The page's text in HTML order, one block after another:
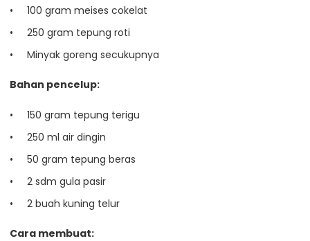
100 gram meises cokelat
250 gram tepung roti
Minyak goreng secukupnya
Bahan pencelup:
150 gram tepung terigu
250 ml air dingin
50 gram tepung beras
2 sdm gula pasir
2 buah kuning telur
Cara membuat: